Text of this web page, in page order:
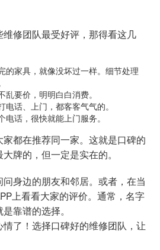
修团队最受好评，那得看这几
的家具，就像没坏过一样。细节处理
乱要价，明明白白消费。
电话、上门，都客客气气的。
电话，很快就能上门服务。
都在推荐同一家。这就是口碑的
牌的，但一定是实在的。
身边的朋友和邻居。或者，在当
上看看大家的评价。通常，名字
靠谱的选择。
了！选择口碑好的维修团队，让